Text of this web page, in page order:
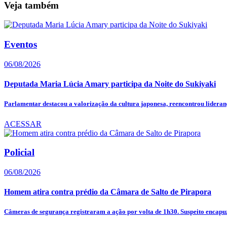
Veja também
Eventos
06/08/2026
Deputada Maria Lúcia Amary participa da Noite do Sukiyaki
Parlamentar destacou a valorização da cultura japonesa, reencontrou
ACESSAR
Policial
06/08/2026
Homem atira contra prédio da Câmara de Salto de Pirapora
Câmeras de segurança registraram a ação por volta de 1h30. Suspeito